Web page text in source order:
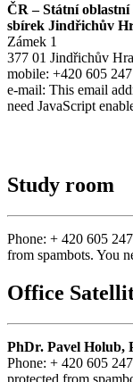
ČR – Státní
sbírek Jindřichův
Zámek 1
377 01 Jindřichův
mobile: +420 605
e-mail: This email
need JavaScript
Study room
Phone: + 420 605
from spambots. You
Office
PhDr. Pavel Holub,
Phone: + 420 605